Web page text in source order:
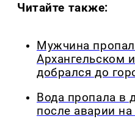
Читайте также:
Мужчина
Архангельском
добрался до
Вода пропала в
после аварии на